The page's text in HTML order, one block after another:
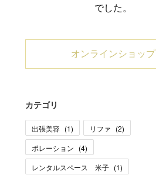
でした。
オンラインショップ
カテゴリ
出張美容 (1) リファ (2)
ポレーション (4)
レンタルスペース 米子 (1)